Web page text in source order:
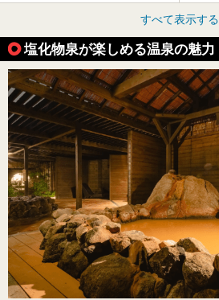
すべて表示する
塩化物泉が楽しめる温泉の魅力